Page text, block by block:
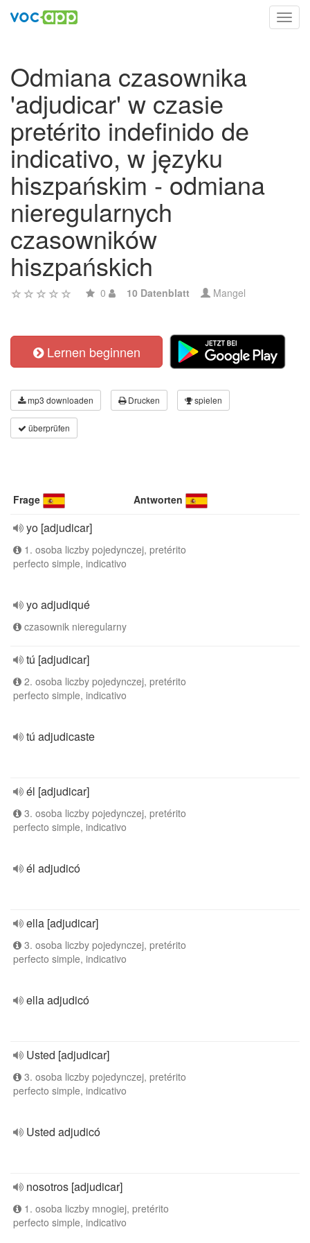
Odmiana czasownika
'adjudicar' w czasie
pretérito indefinido de
indicativo, w języku
hiszpańskim - odmiana
nieregularnych
czasowników
hiszpańskich
0 10 Datenblatt Mangel
Lernen beginnen
mp3 downloaden Drucken spielen
überprüfen
Frage Antworten
yo [adjudicar]
1. osoba liczby pojedynczej, pretérito
perfecto simple, indicativo
yo adjudiqué
czasownik nieregularny
tú [adjudicar]
2. osoba liczby pojedynczej, pretérito
perfecto simple, indicativo
tú adjudicaste
él [adjudicar]
3. osoba liczby pojedynczej, pretérito
perfecto simple, indicativo
él adjudicó
ella [adjudicar]
3. osoba liczby pojedynczej, pretérito
perfecto simple, indicativo
ella adjudicó
Usted [adjudicar]
3. osoba liczby pojedynczej, pretérito
perfecto simple, indicativo
Usted adjudicó
nosotros [adjudicar]
1. osoba liczby mnogiej, pretérito
perfecto simple, indicativo